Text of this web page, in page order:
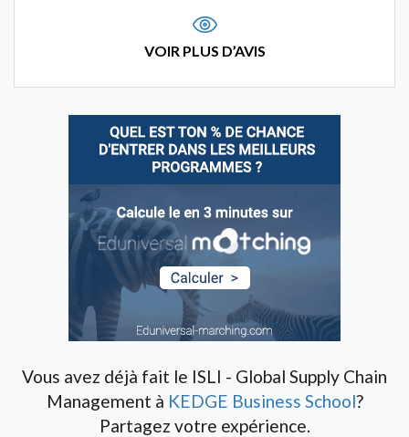
VOIR PLUS D’AVIS
Vous avez déjà fait le ISLI - Global Supply Chain
Management à KEDGE Business School?
Partagez votre expérience.